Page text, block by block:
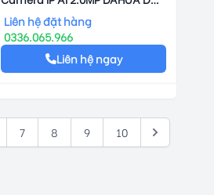
IPC-HFW3241MP-AS-I2
Liên hệ đặt hàng
0336.065.966
Liên hệ ngay
7 8 9 10